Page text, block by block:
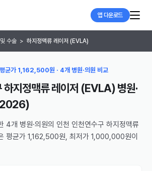
앱 다운로드
수술 > 하지정맥류 레이저 (EVLA)
가 1,162,500원 · 4개 병원·의원 비교
하지정맥류 레이저 (EVLA) 병원·
2026)
4개 병원·의원의 인천 인천연수구 하지정맥류
평균가 1,162,500원, 최저가 1,000,000원이